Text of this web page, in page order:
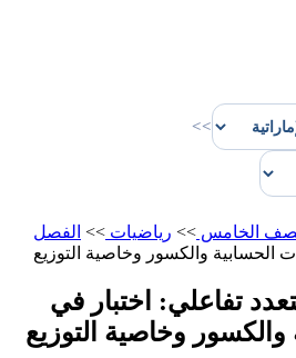
>>
الخامس >> رياضيات >> الفصل
الحسابية والكسور وخاصية التوزيع
تفاعلي: اختبار في
والكسور وخاصية التوزيع